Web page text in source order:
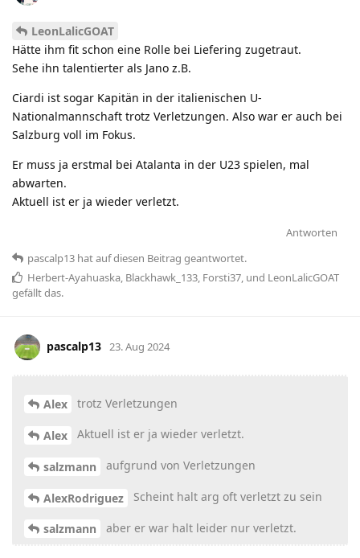
LeonLalicGOAT
Hätte ihm fit schon eine Rolle bei Liefering zugetraut.
Sehe ihn talentierter als Jano z.B.
Ciardi ist sogar Kapitän in der italienischen U-
Nationalmannschaft trotz Verletzungen. Also war er auch bei
Salzburg voll im Fokus.
Er muss ja erstmal bei Atalanta in der U23 spielen, mal
abwarten.
Aktuell ist er ja wieder verletzt.
Antworten
pascalp13 hatauf diesen Beitrag geantwortet.
Herbert-Ayahuaska, Blackhawk_133, Forsti37, und LeonLalicGOAT
gefällt das.
pascalp13 23. Aug 2024
Alex trotz Verletzungen
Alex Aktuell ist er ja wieder verletzt.
salzmann aufgrund von Verletzungen
AlexRodriguez Scheint halt arg oft verletzt zu sein
salzmann aber er war halt leider nur verletzt.